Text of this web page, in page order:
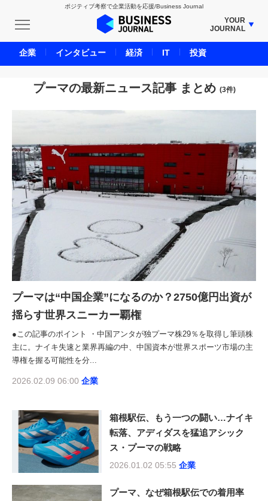
ポジティブ考察で企業活動を応援/Business Journal
YOUR
JOURNAL
BUSINESS JOURNAL
UNICORN JOURNAL
CARBON CREDITS JOURNAL
ENERGY MANAGEMENT JOURNAL
LIFE ENDING JOURNAL
AI JOURNAL
REAL ESTATE BROKERAGE JOURNAL
SMART MARKETING JOURNAL
BPaaS JOURNAL
ADOPTABLE DOG JOURNAL
プーマの最新ニュース記事 まとめ (3件)
プーマは“中国企業”になるのか？2750億円出資が
揺らす世界スニーカー覇権
●この記事のポイント ・中国アンタが独プーマ株29％を取得し筆頭株
主に。ナイキ失速と業界再編の中、中国資本が世界スポーツ市場の主
導権を握る可能性を分...
2026.02.09 06:00 企業
箱根駅伝、もう一つの闘い…ナイキ
転落、アディダスを猛追アシック
ス・プーマの戦略
2026.01.02 05:55 企業
プーマ、なぜ箱根駅伝での着用率
企業 インタビュー 経済 IT 投資